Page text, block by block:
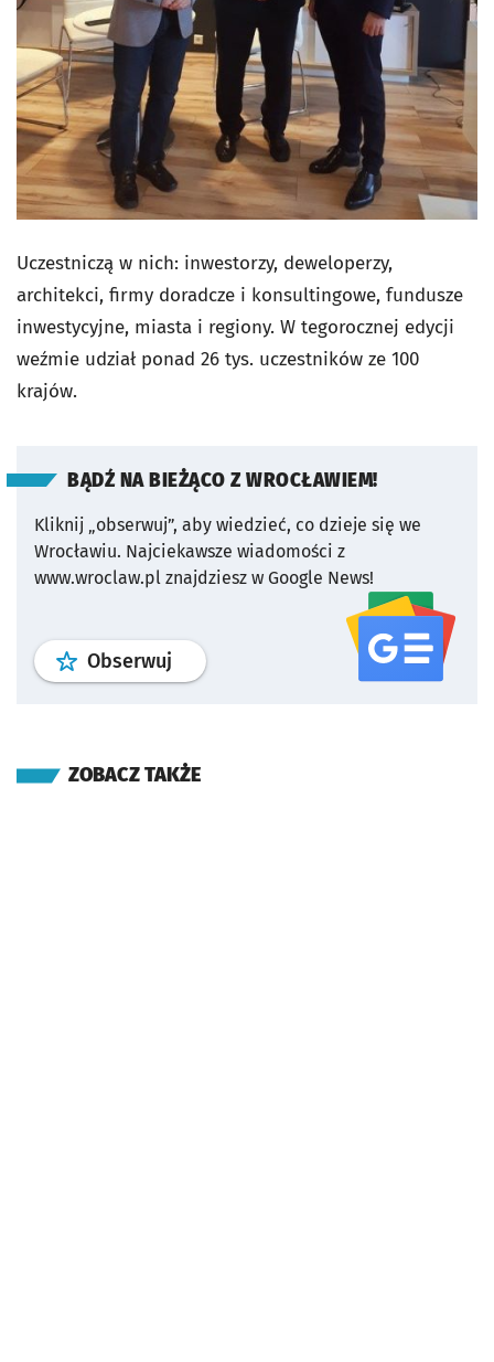
Uczestniczą w nich: inwestorzy, deweloperzy,
architekci, firmy doradcze i konsultingowe, fundusze
inwestycyjne, miasta i regiony. W tegorocznej edycji
weźmie udział ponad 26 tys. uczestników ze 100
krajów.
BĄDŹ NA BIEŻĄCO Z WROCŁAWIEM!
Kliknij „obserwuj”, aby wiedzieć, co dzieje się we
Wrocławiu. Najciekawsze wiadomości z
www.wroclaw.pl znajdziesz w Google News!
Obserwuj profil serwisu
ZOBACZ TAKŻE